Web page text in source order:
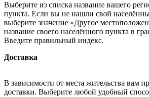
Выберите из списка название вашего
пункта. Если вы не нашли свой
выберите значение «Другое
название своего населённого пункта в
Введите правильный индекс.
Доставка
В зависимости от места жительства вам
доставки. Выберите любой удобный